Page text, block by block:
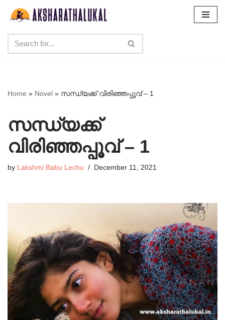
content
Home » Novel » സന്ധ്യക്ക് വിരിഞ്ഞപ്പൂവ് – 1
സന്ധ്യക്ക്
വിരിഞ്ഞപ്പൂവ് – 1
by Lakshmi Babu Lechu December 11, 2021